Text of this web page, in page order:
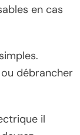
en cas
débrancher
il